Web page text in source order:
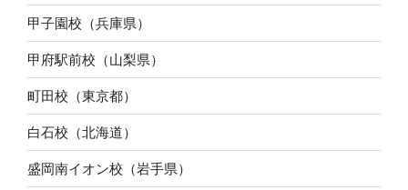
甲子園校（兵庫県）
甲府駅前校（山梨県）
町田校（東京都）
白石校（北海道）
盛岡南イオン校（岩手県）